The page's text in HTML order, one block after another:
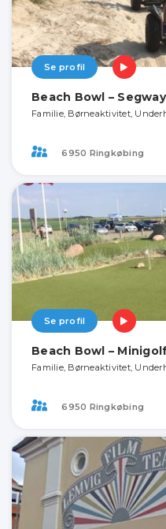
Se profil
Beach Bowl –
Familie, Børneaktivitet,
6950 Ringkøbing
Se profil
Beach Bowl –
Familie, Børneaktivitet,
6950 Ringkøbing